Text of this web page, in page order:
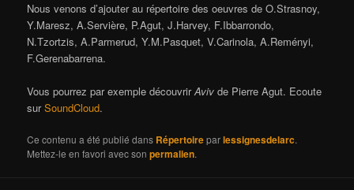
Nous venons d’ajouter au répertoire des oeuvres de O.Strasnoy,
Y.Maresz, A.Servière, P.Agut, J.Harvey, F.Ibbarrondo,
N.Tzortzis, A.Parmerud, Y.M.Pasquet, V.Carinola, A.Reményi,
F.Gerenabarrena.
Vous pourrez par exemple découvrirAviv de Pierre Agut. Ecoute
surSoundCloud.
Ce contenu a été publié dans Répertoireparlessignesdelarc.
Mettez-le en favori avec sonpermalien.